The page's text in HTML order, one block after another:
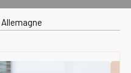
Allemagne